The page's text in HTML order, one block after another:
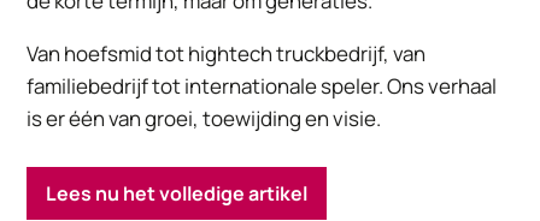
Van hoefsmid tot hightech truckbedrijf, van
familiebedrijf tot internationale speler. Ons verhaal
is er één van groei, toewijding en visie.
Lees nu het volledige artikel